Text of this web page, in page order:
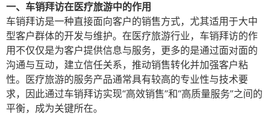
一、车销拜访在医疗旅游中的作用
车销拜访是一种直接面向客户的销售方式，尤其适用于大中
型客户群体的开发与维护。在医疗旅游行业，车销拜访的作
用不仅仅是为客户提供信息与服务，更多的是通过面对面的
沟通与互动，建立信任关系，推动销售转化并加强客户粘
性。医疗旅游的服务产品通常具有较高的专业性与技术要
求，因此通过车销拜访实现“高效销售”和“高质量服务”之间的
平衡，成为关键所在。